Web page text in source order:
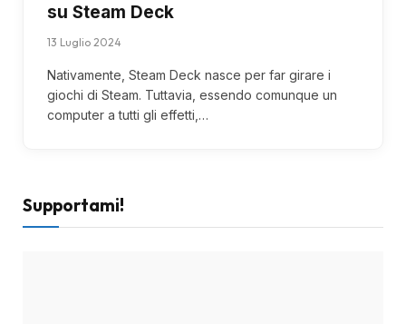
su Steam Deck
13 Luglio 2024
Nativamente, Steam Deck nasce per far girare i
giochi di Steam. Tuttavia, essendo comunque un
computer a tutti gli effetti,…
Supportami!